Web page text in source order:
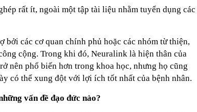
rất ít, ngoài một tập tài liệu nhằm tuyển dụng các
bởi các cơ quan chính phủ hoặc các nhóm từ thiện,
cộng. Trong khi đó, Neuralink là hiện thân của
nên phổ biến hơn trong khoa học, nhưng họ cũng
có thể xung đột với lợi ích tốt nhất của bệnh nhân.
vấn đề đạo đức nào?